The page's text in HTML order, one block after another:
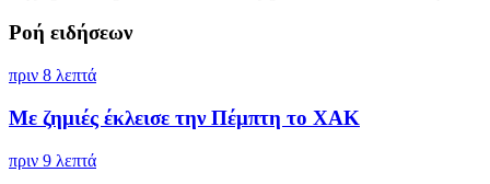
Ροή ειδήσεων
πριν 8 λεπτά
Με ζημιές έκλεισε την Πέμπτη το ΧΑΚ
πριν 9 λεπτά